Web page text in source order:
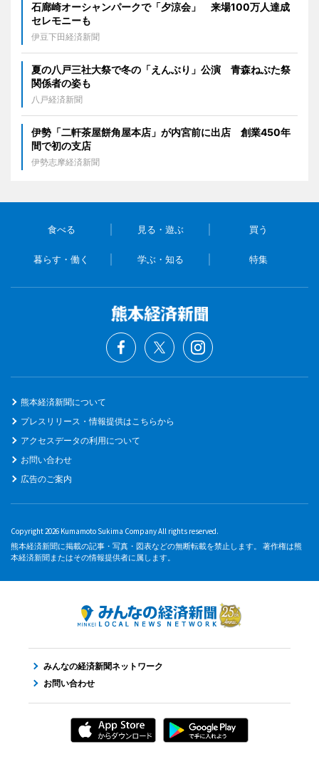
石廊崎オーシャンパークで「夕涼会」 来場100万人達成
セレモニーも
伊豆下田経済新聞
夏の八戸三社大祭で冬の「えんぶり」公演 青森ねぶた祭
関係者の姿も
八戸経済新聞
伊勢「二軒茶屋餅角屋本店」が内宮前に出店 創業450年
間で初の支店
伊勢志摩経済新聞
食べる 見る・遊ぶ 買う
暮らす・働く 学ぶ・知る 特集
熊本経済新聞について
プレスリリース・情報提供はこちらから
アクセスデータの利用について
お問い合わせ
広告のご案内
Copyright 2026 Kumamoto Sukima Company All rights reserved.
熊本経済新聞に掲載の記事・写真・図表などの無断転載を禁止します。 著作権は熊
本経済新聞またはその情報提供者に属します。
みんなの経済新聞ネットワーク
お問い合わせ